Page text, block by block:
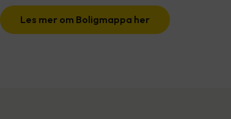
Les mer om Boligmappa her